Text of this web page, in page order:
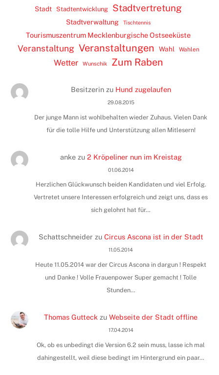
Stadt Stadtentwicklung Stadtvertretung
Stadtverwaltung Tischtennis
Tourismuszentrum Mecklenburgische Ostseeküste
Veranstaltung Veranstaltungen Wahl Wahlen
Wetter Wunschik Zum Raben
Besitzerinzu Hund zugelaufen
29.08.2015
Der junge Mann ist wohlbehalten wieder Zuhaus. Vielen Dank
für die tolle Hilfe und Unterstützung allen Mitlesern!
ankezu 2 Kröpeliner nun im Kreistag
01.06.2014
Herzlichen Glückwunsch beiden Kandidaten und viel Erfolg.
Vertretet unsere Interessen erfolgreich und zeigt uns, dass es
sich gelohnt hat für…
Schattschneider zu Circus Ascona ist in der Stadt
11.05.2014
Heute 11.05.2014 war der Circus Ascona in dargun ! Respekt
und Danke ! Volle Frauenpower Super gemacht ! Tolle
Stunden…
Thomas Gutteck zuWebseite der Stadt offline
17.04.2014
Ok, ob es unbedingt die Version 6.2 sein muss, lasse ich mal
dahingestellt, weil diese bedingt im Hintergrund ein paar…